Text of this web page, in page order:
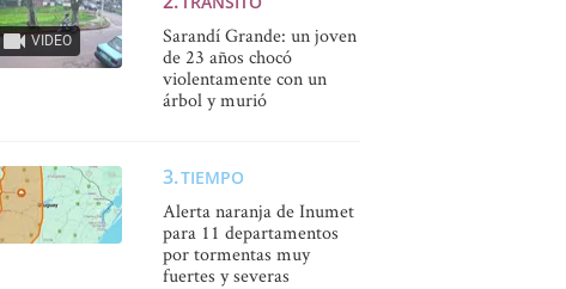
VIDEO
Sarandí Grande: un joven
de 23 años chocó
violentamente con un
árbol y murió
TIEMPO
Alerta naranja de Inumet
para 11 departamentos
por tormentas muy
fuertes y severas